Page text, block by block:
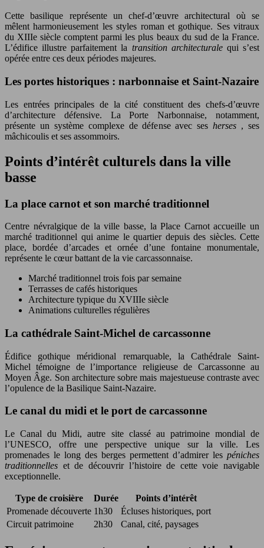
Cette basilique représente un chef-d’œuvre architectural où se
mêlent harmonieusement les styles roman et gothique. Ses vitraux
du XIIIe siècle comptent parmi les plus beaux du sud de la France.
L’édifice illustre parfaitement la transition architecturale qui s’est
opérée entre ces deux périodes majeures.
Les portes historiques : narbonnaise et Saint-Nazaire
Les entrées principales de la cité constituent des chefs-d’œuvre
d’architecture défensive. La Porte Narbonnaise, notamment,
présente un système complexe de défense avec sesherses , ses
mâchicoulis et ses assommoirs.
Points d’intérêt culturels dans la ville
basse
La place carnot et son marché traditionnel
Centre névralgique de la ville basse, la Place Carnot accueille un
marché traditionnel qui anime le quartier depuis des siècles. Cette
place, bordée d’arcades et ornée d’une fontaine monumentale,
représente le cœur battant de la vie carcassonnaise.
Marché traditionnel trois fois par semaine
Terrasses de cafés historiques
Architecture typique du XVIIIe siècle
Animations culturelles régulières
La cathédrale Saint-Michel de carcassonne
Édifice gothique méridional remarquable, la Cathédrale Saint-
Michel témoigne de l’importance religieuse de Carcassonne au
Moyen Âge. Son architecture sobre mais majestueuse contraste avec
l’opulence de la Basilique Saint-Nazaire.
Le canal du midi et le port de carcassonne
Le Canal du Midi, autre site classé au patrimoine mondial de
l’UNESCO, offre une perspective unique sur la ville. Les
promenades le long des berges permettent d’admirer les péniches
traditionnelles et de découvrir l’histoire de cette voie navigable
exceptionnelle.
Type de croisière Durée
Points d’intérêt
Promenade découverte 1h30
Écluses historiques, port
Circuit patrimoine
2h30 Canal, cité, paysages